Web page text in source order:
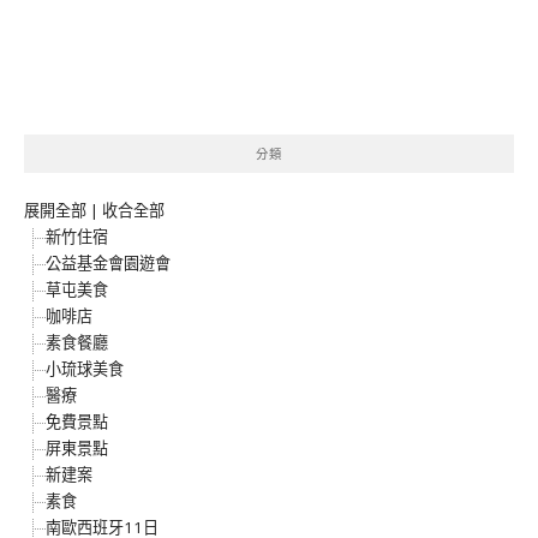
分類
展開全部 | 收合全部
新竹住宿
公益基金會園遊會
草屯美食
咖啡店
素食餐廳
小琉球美食
醫療
免費景點
屏東景點
新建案
素食
南歐西班牙11日